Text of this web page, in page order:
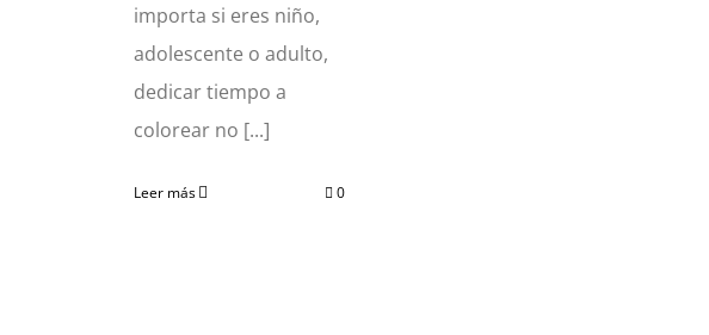
importa si eres niño,
adolescente o adulto,
dedicar tiempo a
colorear no [...]
Leer más 0